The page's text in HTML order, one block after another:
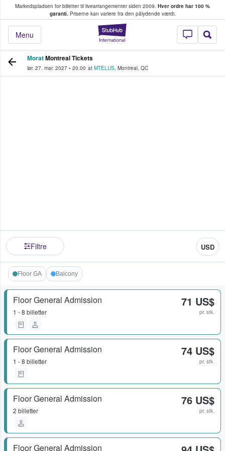
Markedspladsen for billetter til livearrangementer siden 2009. Hver ordre har 100 %
garanti.Priserne kan variere fra den pålydende værdi.
StubHub - Hvor
Menu
køber og sælger billetter
MoratMontreal Tickets
lør. 27. mar. 2027 • 20.00 at MTELUS, Montreal, QC
Filtre USD
Floor GA Balcony
Floor General Admission
1 - 8 billetter
71 US$
pr. stk.
Floor General Admission
1 - 8 billetter
74 US$
pr. stk.
Floor General Admission
2 billetter
76 US$
pr. stk.
Floor General Admission